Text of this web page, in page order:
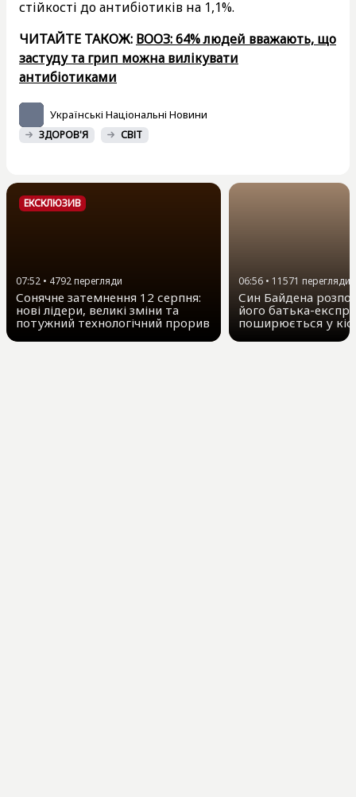
стійкості до антибіотиків на 1,1%.
ЧИТАЙТЕ ТАКОЖ: ВООЗ: 64% людей вважають, що
застуду та грип можна вилікувати
антибіотиками
Українські Національні Новини
ЗДОРОВ'Я СВІТ
ЕКСКЛЮЗИВ
07:52 • 4792перегляди
Сонячне затемнення 12 серпня:
нові лідери, великі зміни та
потужний технологічний прорив
06:56 • 11571 перегляди
Син Байдена
його батька-
поширюється у